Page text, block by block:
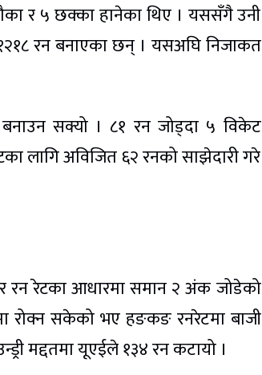
र ५ छक्का हानेका थिए । यससँगै उनी
रन बनाएका छन् । यसअघि निजाकत
सक्यो । ८१ रन जोड्दा ५ विकेट
लागि अविजित ६२ रनको साझेदारी गरे
रन रेटका आधारमा समान २ अंक जोडेको
रोक्न सकेको भए हङकङ रनरेटमा बाजी
मद्दतमा यूएईले १३४ रन कटायो ।